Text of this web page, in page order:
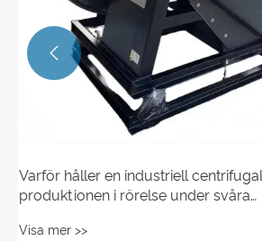
Hur man väljer rätt industriell
centrifugalfläkt för ditt projekt
Visa mer >>
